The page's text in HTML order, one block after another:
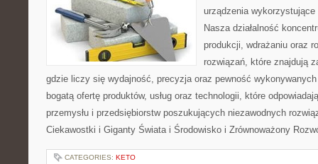
urządzenia
Nasza działalność
produkcji, wdrażaniu oraz
rozwiązań, które znajdują
gdzie liczy się wydajność, precyzja oraz pewność
bogatą ofertę produktów, usług oraz technologii, które
przemysłu i przedsiębiorstw poszukujących niezawodnych
Ciekawostki i Giganty Świata i Środowisko i Zrównoważony
CATEGORIES: KETO